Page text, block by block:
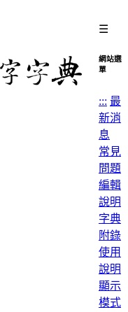
☰
網站選
單
::: 最
新消
息
常見
問題
編輯
說明
字典
附錄
使用
說明
顯示
模式